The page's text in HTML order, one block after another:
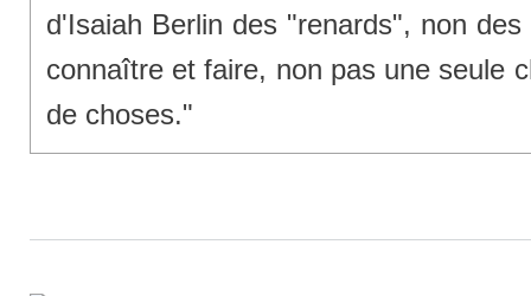
d'Isaiah Berlin des "renards", non
connaître et faire, non pas une seule
de choses."